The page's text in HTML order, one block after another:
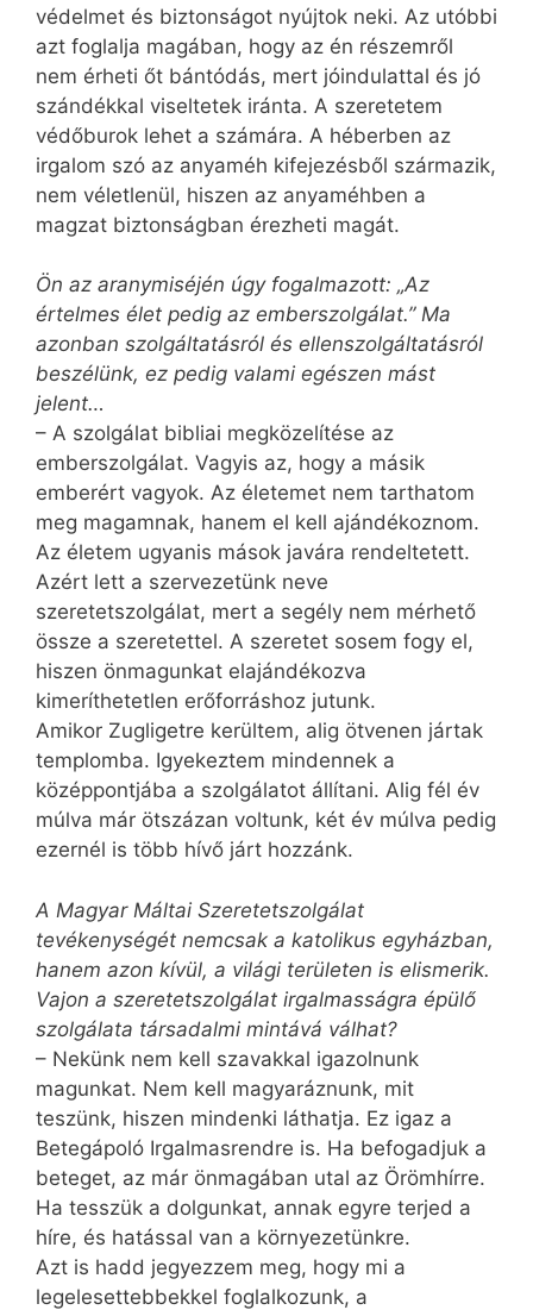
védelmet és biztonságot nyújtok neki. Az utóbbi
azt foglalja magában, hogy az én részemről
nem érheti őt bántódás, mert jóindulattal és jó
szándékkal viseltetek iránta. A szeretetem
védőburok lehet a számára. A héberben az
irgalom szó az anyaméh kifejezésből származik,
nem véletlenül, hiszen az anyaméhben a
magzat biztonságban érezheti magát.
Ön az aranymiséjén úgy fogalmazott: „Az
értelmes élet pedig az emberszolgálat.” Ma
azonban szolgáltatásról és ellenszolgáltatásról
beszélünk, ez pedig valami egészen mást
jelent…
– A szolgálat bibliai megközelítése az
emberszolgálat. Vagyis az, hogy a másik
emberért vagyok. Az életemet nem tarthatom
meg magamnak, hanem el kell ajándékoznom.
Az életem ugyanis mások javára rendeltetett.
Azért lett a szervezetünk neve
szeretetszolgálat, mert a segély nem mérhető
össze a szeretettel. A szeretet sosem fogy el,
hiszen önmagunkat elajándékozva
kimeríthetetlen erőforráshoz jutunk.
Amikor Zugligetre kerültem, alig ötvenen jártak
templomba. Igyekeztem mindennek a
középpontjába a szolgálatot állítani. Alig fél év
múlva már ötszázan voltunk, két év múlva pedig
ezernél is több hívő járt hozzánk.
A Magyar Máltai Szeretetszolgálat
tevékenységét nemcsak a katolikus egyházban,
hanem azon kívül, a világi területen is elismerik.
Vajon a szeretetszolgálat irgalmasságra épülő
szolgálata társadalmi mintává válhat?
– Nekünk nem kell szavakkal igazolnunk
magunkat. Nem kell magyaráznunk, mit
teszünk, hiszen mindenki láthatja. Ez igaz a
Betegápoló Irgalmasrendre is. Ha befogadjuk a
beteget, az már önmagában utal az Örömhírre.
Ha tesszük a dolgunkat, annak egyre terjed a
híre, és hatással van a környezetünkre.
Azt is hadd jegyezzem meg, hogy mi a
legelesettebbekkel foglalkozunk, a